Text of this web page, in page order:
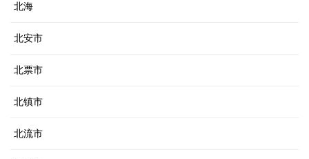
北海
北安市
北票市
北镇市
北流市